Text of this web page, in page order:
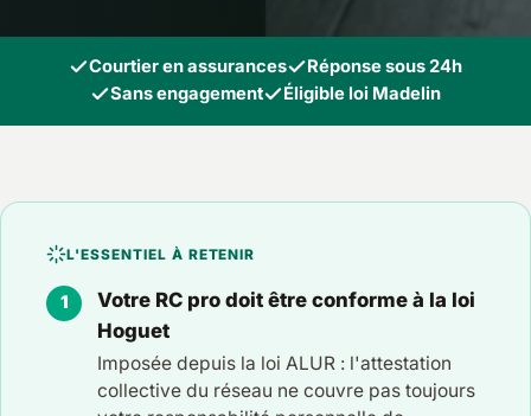
Courtier en assurances
Réponse sous 24h
Sans engagement
Éligible loi Madelin
L'ESSENTIEL À RETENIR
Votre RC pro doit être conforme à la loi
Hoguet
Imposée depuis la loi ALUR : l'attestation
collective du réseau ne couvre pas toujours